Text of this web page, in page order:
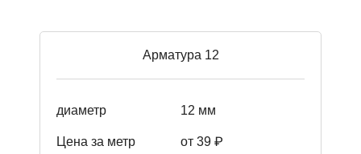
Арматура 12
диаметр 12 мм
Цена за метр от 39 ₽